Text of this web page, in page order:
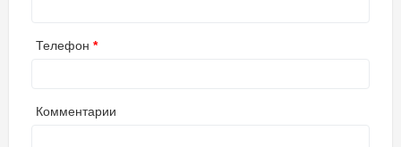
Телефон
Комментарии